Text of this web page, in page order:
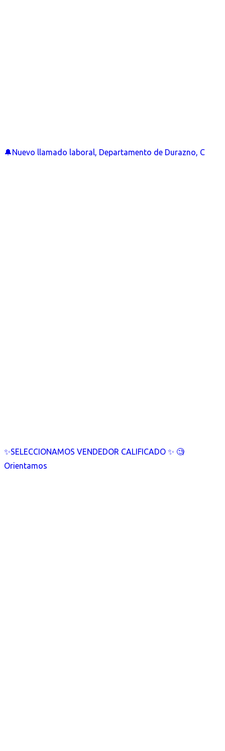
🔔Nuevo llamado laboral, Departamento de Durazno, C
✨SELECCIONAMOS VENDEDOR CALIFICADO ✨ 🧐
Orientamos